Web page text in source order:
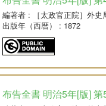
編著者 : ［太政官正院］外史
出版年（西暦）
: 1872
布告全書 明治5年[版] 第